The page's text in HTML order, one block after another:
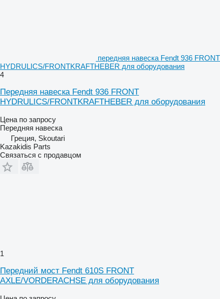
передняя навеска Fendt 936 FRONT
HYDRULICS/FRONTKRAFTHEBER для оборудования
4
Передняя навеска Fendt 936 FRONT
HYDRULICS/FRONTKRAFTHEBER для оборудования
Цена по запросу
Передняя навеска
Греция, Skoutari
Kazakidis Parts
Связаться с продавцом
1
Передний мост Fendt 610S FRONT
AXLE/VORDERACHSE для оборудования